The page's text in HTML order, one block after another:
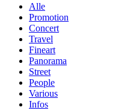
Alle
Promotion
Concert
Travel
Fineart
Panorama
Street
People
Various
Infos